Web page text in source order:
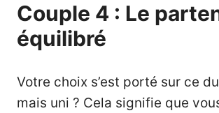
Couple 4 : Le
équilibré
Votre choix s’est porté sur ce
mais uni ? Cela signifie que